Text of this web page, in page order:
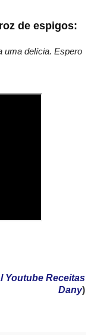
de espigos:
uma delícia. Espero
Youtube Receitas
Dany)